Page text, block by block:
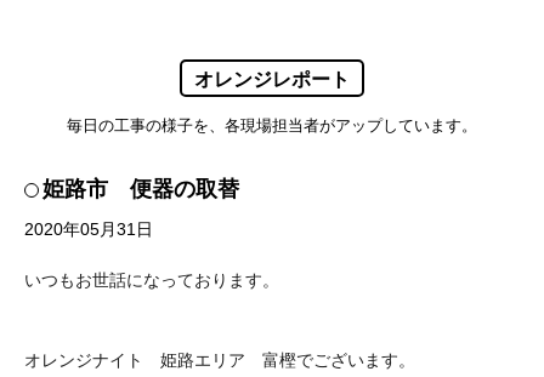
オレンジレポート
毎日の工事の様子を、各現場担当者がアップしています。
姫路市 便器の取替
2020年05月31日
いつもお世話になっております。
オレンジナイト 姫路エリア 富樫でございます。